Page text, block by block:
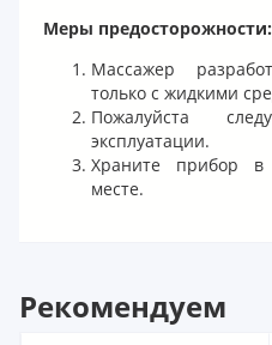
Меры предосторожности:
Массажер
только с жидкими
Пожалуйста
эксплуатации.
Храните прибор в
месте.
Рекомендуем